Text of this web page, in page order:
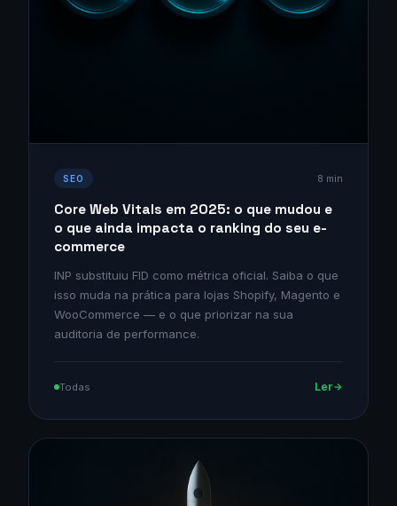
SEO 8 min
Core Web Vitals em 2025: o que mudou e
o que ainda impacta o ranking do seu e-
commerce
INP substituiu FID como métrica oficial. Saiba o que
isso muda na prática para lojas Shopify, Magento e
WooCommerce — e o que priorizar na sua
auditoria de performance.
Todas Ler